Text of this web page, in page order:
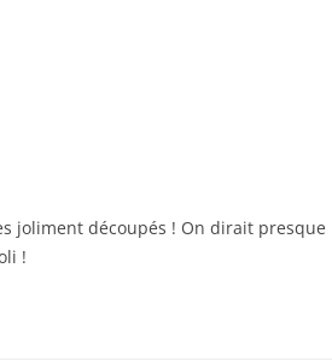
joliment découpés ! On dirait presque
!